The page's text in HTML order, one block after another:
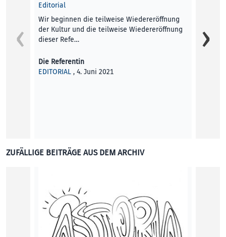
Editorial
Wir beginnen die teilweise Wiedereröffnung
der Kultur und die teilweise Wiedereröffnung
dieser Refe…
Die Referentin
EDITORIAL , 4. Juni 2021
Der
ZUFÄLLIGE BEITRÄGE AUS DEM ARCHIV